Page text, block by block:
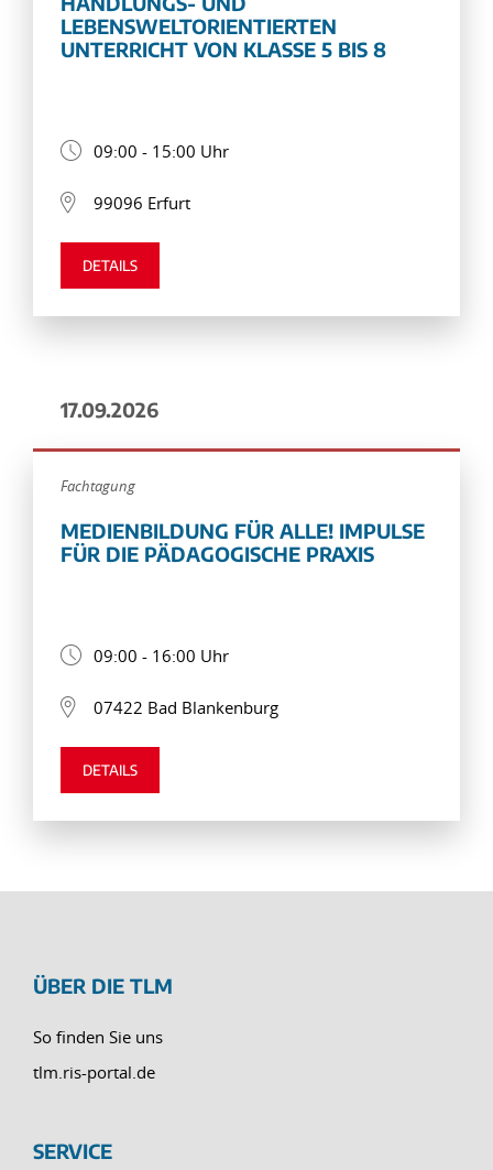
LEBENSWELTORIENTIERTEN
UNTERRICHT VON KLASSE 5 BIS 8
09:00 - 15:00 Uhr
99096 Erfurt
DETAILS
17.09.2026
Fachtagung
MEDIENBILDUNG FÜR ALLE! IMPULSE
FÜR DIE PÄDAGOGISCHE PRAXIS
09:00 - 16:00 Uhr
07422 Bad Blankenburg
DETAILS
ÜBER DIE TLM
So finden Sie uns
tlm.ris-portal.de
SERVICE